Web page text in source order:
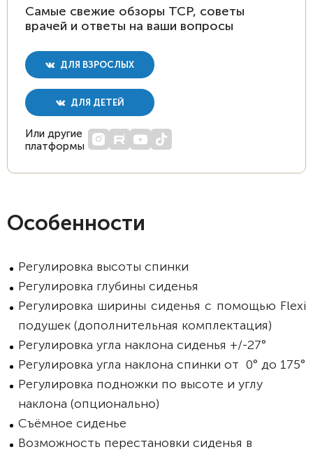
Самые свежие обзоры ТСР, советы
врачей и ответы на ваши вопросы
ДЛЯ ВЗРОСЛЫХ
ДЛЯ ДЕТЕЙ
Или другие
платформы
Особенности
Регулировка высоты спинки
Регулировка глубины сиденья
Регулировка ширины сиденья с помощью Flexi
подушек (дополнительная комплектация)
Регулировка угла наклона сиденья +/-27°
Регулировка угла наклона спинки от 0° до 175°
Регулировка подножки по высоте и углу
наклона (опционально)
Съёмное сиденье
Возможность перестановки сиденья в